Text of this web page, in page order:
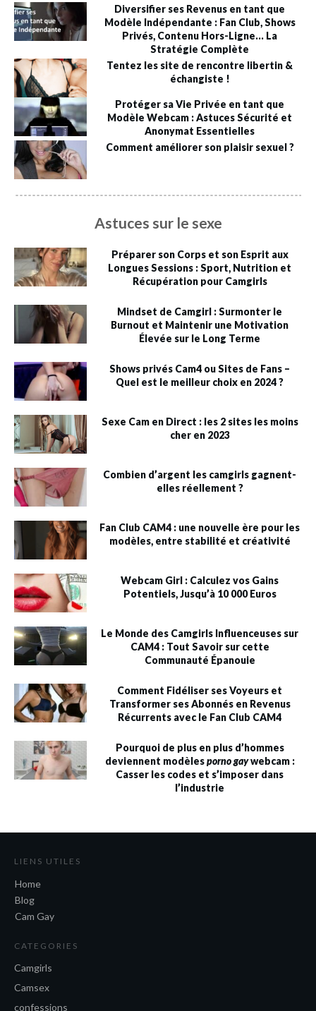
Diversifier ses Revenus en tant que
Modèle Indépendante : Fan Club, Shows
Privés, Contenu Hors-Ligne… La
Stratégie Complète
Tentez les site de rencontre libertin &
échangiste !
Protéger sa Vie Privée en tant que
Modèle Webcam : Astuces Sécurité et
Anonymat Essentielles
Comment améliorer son plaisir sexuel ?
Astuces sur le sexe
Préparer son Corps et son Esprit aux
Longues Sessions : Sport, Nutrition et
Récupération pour Camgirls
Mindset de Camgirl : Surmonter le
Burnout et Maintenir une Motivation
Élevée sur le Long Terme
Shows privés Cam4 ou Sites de Fans –
Quel est le meilleur choix en 2024 ?
Sexe Cam en Direct : les 2 sites les moins
cher en 2023
Combien d’argent les camgirls gagnent-
elles réellement ?
Fan Club CAM4 : une nouvelle ère pour les
modèles, entre stabilité et créativité
Webcam Girl : Calculez vos Gains
Potentiels, Jusqu’à 10 000 Euros
Le Monde des Camgirls Influenceuses sur
CAM4 : Tout Savoir sur cette
Communauté Épanouie
Comment Fidéliser ses Voyeurs et
Transformer ses Abonnés en Revenus
Récurrents avec le Fan Club CAM4
Pourquoi de plus en plus d’hommes
deviennent modèlesporno gaywebcam :
Casser les codes et s’imposer dans
l’industrie
LIENS UTILES
Home
Blog
Cam Gay
CATEGORIES
Camgirls
Camsex
confessions